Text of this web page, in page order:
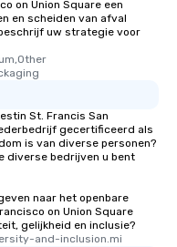
on Union Square een
en scheiden van afval
uw strategie voor
St. Francis San
gecertificeerd als
is van diverse personen?
diverse bedrijven u bent
naar het openbare
on Union Square
gelijkheid en inclusie?
and-inclusion.mi